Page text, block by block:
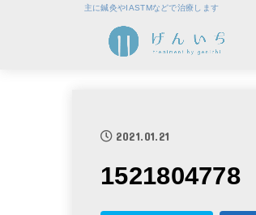
主に鍼灸やIASTMなどで治療します
2021.01.21
1521804778